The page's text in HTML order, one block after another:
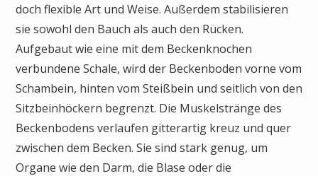
doch flexible Art und Weise. Außerdem stabilisieren
sie sowohl den Bauch als auch den Rücken.
Aufgebaut wie eine mit dem Beckenknochen
verbundene Schale, wird der Beckenboden vorne vom
Schambein, hinten vom Steißbein und seitlich von den
Sitzbeinhöckern begrenzt. Die Muskelstränge des
Beckenbodens verlaufen gitterartig kreuz und quer
zwischen dem Becken. Sie sind stark genug, um
Organe wie den Darm, die Blase oder die